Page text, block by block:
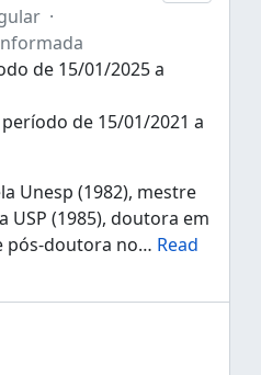
·
de 15/01/2025 a
de 15/01/2021 a
Unesp (1982), mestre
USP (1985), doutora em
pós-doutora no… Read